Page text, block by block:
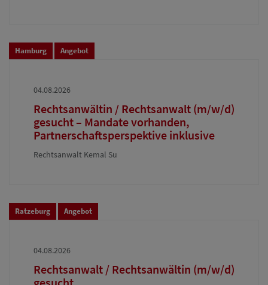
Hamburg Angebot
04.08.2026
Rechtsanwältin / Rechtsanwalt (m/w/d)
gesucht – Mandate vorhanden,
Partnerschaftsperspektive inklusive
Rechtsanwalt Kemal Su
Ratzeburg Angebot
04.08.2026
Rechtsanwalt / Rechtsanwältin (m/w/d)